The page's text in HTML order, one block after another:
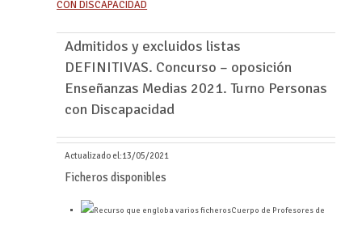
CON DISCAPACIDAD
Admitidos y excluidos listas
DEFINITIVAS. Concurso – oposición
Enseñanzas Medias 2021. Turno Personas
con Discapacidad
Actualizado el:13/05/2021
Ficheros disponibles
Cuerpo de Profesores de